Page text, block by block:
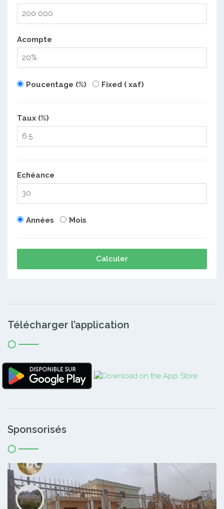
Acompte
Poucentage (%) Fixed ( xaf)
Taux (%)
Echéance
Années Mois
Calculer
Télécharger l’application
Sponsorisés